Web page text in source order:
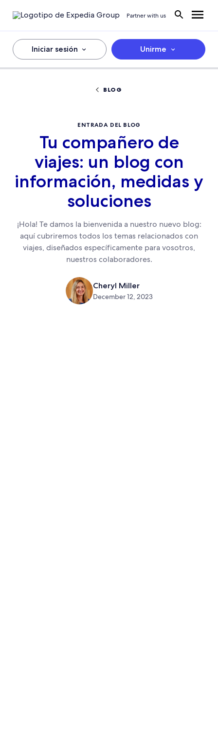
Partner with us
Iniciar sesión Unirme
BLOG
ENTRADA DEL BLOG
Tu compañero de
viajes: un blog con
información, medidas y
soluciones
¡Hola! Te damos la bienvenida a nuestro nuevo blog:
aquí cubriremos todos los temas relacionados con
viajes, diseñados específicamente para vosotros,
nuestros colaboradores.
Cheryl Miller
December 12, 2023